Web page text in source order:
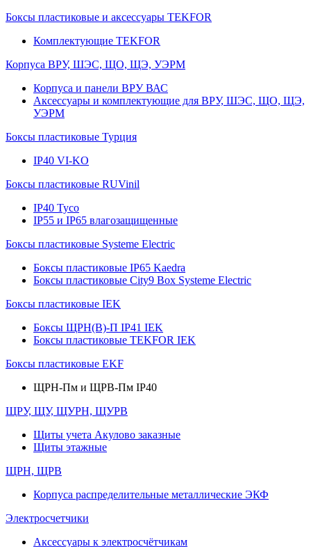
Боксы пластиковые и аксессуары TEKFOR
Комплектующие TEKFOR
Корпуса ВРУ, ШЭС, ЩО, ЩЭ, УЭРМ
Корпуса и панели ВРУ ВАС
Аксессуары и комплектующие для ВРУ, ШЭС, ЩО, ЩЭ,
УЭРМ
Боксы пластиковые Турция
IP40 VI-KO
Боксы пластиковые RUVinil
IP40 Тусо
IP55 и IP65 влагозащищенные
Боксы пластиковые Systeme Electric
Боксы пластиковые IP65 Kaedra
Боксы пластиковые City9 Box Systeme Electric
Боксы пластиковые IEK
Боксы ЩРН(В)-П IP41 IEK
Боксы пластиковые TEKFOR IEK
Боксы пластиковые EKF
ЩРН-Пм и ЩРВ-Пм IP40
ЩРУ, ЩУ, ЩУРН, ЩУРВ
Щиты учета Акулово заказные
Щиты этажные
ЩРН, ЩРВ
Корпуса распределительные металлические ЭКФ
Электросчетчики
Аксессуары к электросчётчикам